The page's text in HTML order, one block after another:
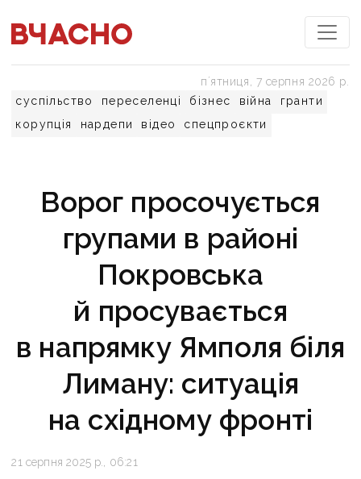
суспільство переселенці бізнес війна
гранти
корупція
нардепи відео спецпроєкти
пʼятниця, 7 серпня 2026 р.
Ворог просочується
групами в районі
Покровська
й просувається
в напрямку Ямполя біля
Лиману: ситуація
на східному фронті
21 серпня 2025 р., 06:21